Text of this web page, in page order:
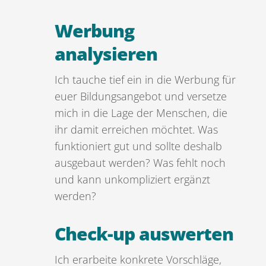
Werbung
analysieren
Ich tauche tief ein in die Werbung für
euer Bildungsangebot und versetze
mich in die Lage der Menschen, die
ihr damit erreichen möchtet. Was
funktioniert gut und sollte deshalb
ausgebaut werden? Was fehlt noch
und kann unkompliziert ergänzt
werden?
Check-up auswerten
Ich erarbeite konkrete Vorschläge,